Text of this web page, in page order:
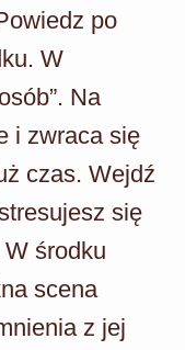
po
W
Na
i zwraca się
czas. Wejdź
się
W środku
scena
z jej